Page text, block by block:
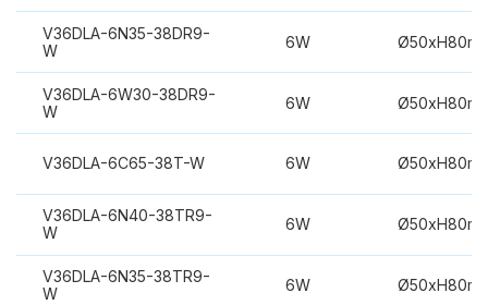
V36DLA-6N35-38DR9-
W
6W
V36DLA-6W30-38DR9-
W
6W
V36DLA-6C65-38T-W 6W
V36DLA-6N40-38TR9-
W
6W
V36DLA-6N35-38TR9-
W
6W